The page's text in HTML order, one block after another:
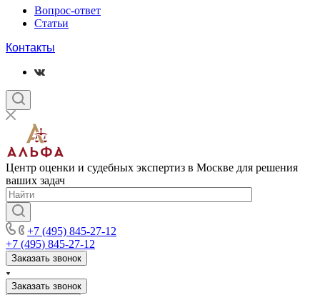
Вопрос-ответ
Статьи
Контакты
Центр оценки и судебных экспертиз в Москве для решения
ваших задач
+7 (495) 845-27-12
+7 (495) 845-27-12
Заказать звонок
Заказать звонок